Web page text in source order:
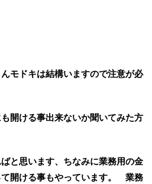
モドキは結構いますので注意が必
開ける事出来ないか聞いてみた方
と思います、ちなみに業務用の金
開ける事もやっています。 業務